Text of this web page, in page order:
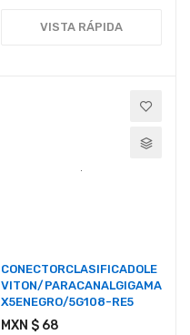
VISTA RÁPIDA
CONECTORCLASIFICADOLE
VITON/PARACANALGIGAMA
X5ENEGRO/5G108-RE5
MXN $ 68